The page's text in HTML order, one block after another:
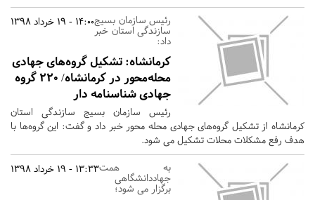
14:00 - 19 خرداد 1398رئیس سازمان بسیج
سازندگی استان خبر
داد:
کرمانشاه: تشکیل گروه‌های جهادی
محله‌محور در کرمانشاه/ 220 گروه
جهادی شناسنامه دار
رئیس سازمان بسیج سازندگی استان
کرمانشاه از تشکیل گروه‌های جهادی محله محور خبر داد و گفت: این گروه‌ها با
هدف رفع مشکلات محلات تشکیل می‌ شود.
13:33 - 19 خرداد 1398به همت
جهاددانشگاهی
برگزار می شود؛